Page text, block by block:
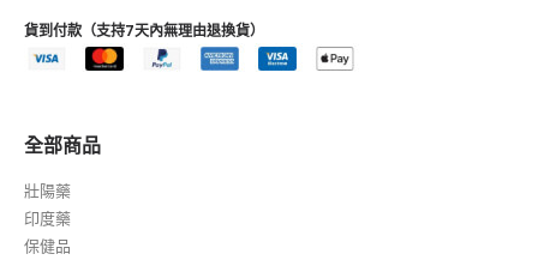
貨到付款（支持7天內無理由退換貨）
全部商品
壯陽藥
印度藥
保健品